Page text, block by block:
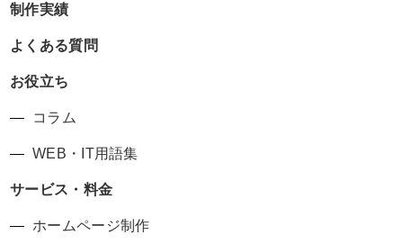
制作実績
よくある質問
お役立ち
コラム
WEB・IT用語集
サービス・料金
ホームページ制作